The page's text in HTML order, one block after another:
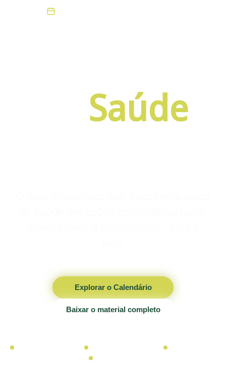
Saúde
Explorar o Calendário
Baixar o material completo
12 meses planejados 50+ datas estratégicas
Ações práticas